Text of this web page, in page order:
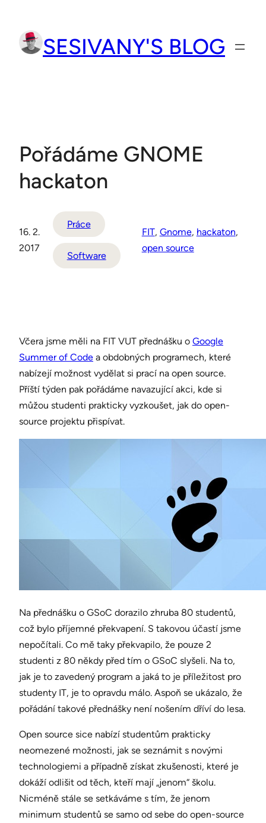
obsah
SESIVANY'S BLOG
Pořádáme GNOME
hackaton
16. 2.
2017
Práce
Software
FIT, Gnome, hackaton,
open source
Včera jsme měli na FIT VUT přednášku o Google
Summer of Code a obdobných programech, které
nabízejí možnost vydělat si prací na open source.
Příští týden pak pořádáme navazující akci, kde si
můžou studenti prakticky vyzkoušet, jak do open-
source projektu přispívat.
Na přednášku o GSoC dorazilo zhruba 80 studentů,
což bylo příjemné překvapení. S takovou účastí jsme
nepočítali. Co mě taky překvapilo, že pouze 2
studenti z 80 někdy před tím o GSoC slyšeli. Na to,
jak je to zavedený program a jaká to je příležitost pro
studenty IT, je to opravdu málo. Aspoň se ukázalo, že
pořádání takové přednášky není nošením dříví do lesa.
Open source sice nabízí studentům prakticky
neomezené možnosti, jak se seznámit s novými
technologiemi a případně získat zkušenosti, které je
dokáží odlišit od těch, kteří mají „jenom“ školu.
Nicméně stále se setkáváme s tím, že jenom
minimum studentů se samo od sebe do open-source